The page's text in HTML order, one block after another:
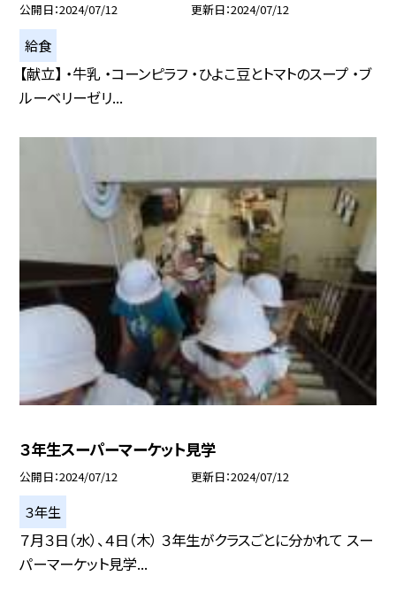
公開日 2024/07/12 更新日 2024/07/12
給食
【献立】 ・牛乳 ・コーンピラフ ・ひよこ豆とトマトのスープ ・ブ
ルーベリーゼリ...
３年生スーパーマーケット見学
公開日 2024/07/12 更新日 2024/07/12
３年生
７月３日（水）、４日（木） ３年生がクラスごとに分かれて スー
パーマーケット見学...